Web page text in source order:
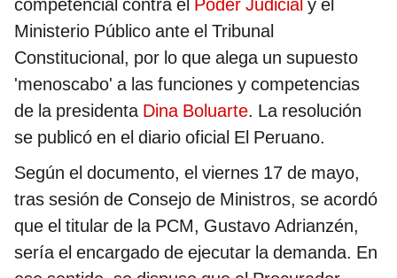
competencial contra el Poder Judicial y el
Ministerio Público ante el Tribunal
Constitucional, por lo que alega un supuesto
'menoscabo' a las funciones y competencias
de la presidenta Dina Boluarte. La resolución
se publicó en el diario oficial El Peruano.
Según el documento, el viernes 17 de mayo,
tras sesión de Consejo de Ministros, se acordó
que el titular de la PCM, Gustavo Adrianzén,
sería el encargado de ejecutar la demanda. En